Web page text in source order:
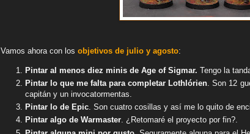
Vamos ahora con los objetivos de julio y agosto:
Pintar al menos diez minis de Age of Sigmar. Tengo la
Pintar lo que me falta para completar Lothlórien . Son 12
capitán y un invocatormentas.
Pintar lo de Epic. Son cuatro cosillas y así me lo quito de
Pintar algo de Warmaster. ¿Retomaré el proyecto por fin?.